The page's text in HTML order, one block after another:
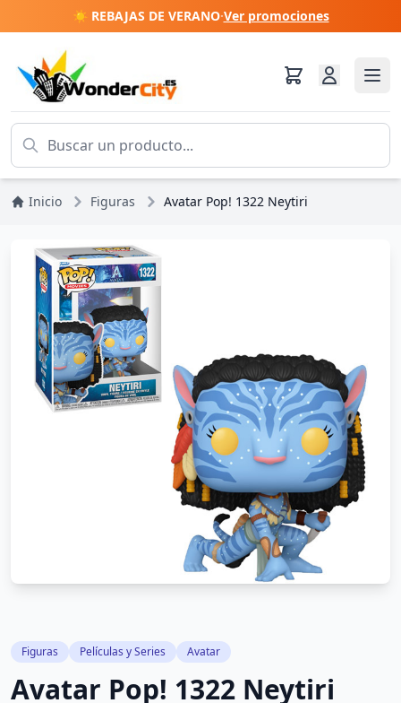
☀️ REBAJAS DE VERANO·Ver promociones
Inicio Figuras Avatar Pop! 1322 Neytiri
Figuras Películas y Series Avatar
Avatar Pop! 1322 Neytiri